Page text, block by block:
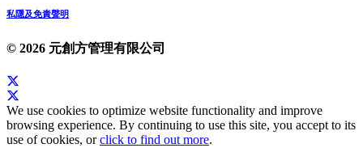
私隱及免責聲明
© 2026 元創方管理有限公司
We use cookies to optimize website functionality and improve
browsing experience. By continuing to use this site, you accept to its
use of cookies, orclick to find out more.